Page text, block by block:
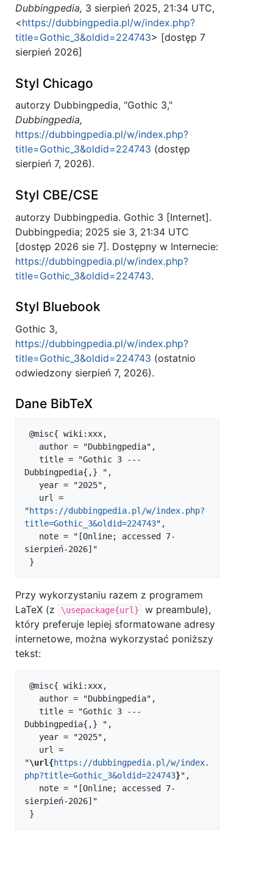
Dubbingpedia, 3 sierpień 2025, 21:34 UTC,
<https://dubbingpedia.pl/w/index.php?
title=Gothic_3&oldid=224743> [dostęp 7
sierpień 2026]
Styl Chicago
autorzy Dubbingpedia, "Gothic 3,"
Dubbingpedia,
https://dubbingpedia.pl/w/index.php?
title=Gothic_3&oldid=224743 (dostęp
sierpień 7, 2026).
Styl CBE/CSE
autorzy Dubbingpedia. Gothic 3 [Internet].
Dubbingpedia; 2025 sie 3, 21:34 UTC
[dostęp 2026 sie 7]. Dostępny w Internecie:
https://dubbingpedia.pl/w/index.php?
title=Gothic_3&oldid=224743.
Styl Bluebook
Gothic 3,
https://dubbingpedia.pl/w/index.php?
title=Gothic_3&oldid=224743 (ostatnio
odwiedzony sierpień 7, 2026).
Dane BibTeX
Dubbingpedia{,} ",
"https://dubbingpedia.pl/w/index.php?
title=Gothic_3&oldid=224743",
sierpień-2026]"
Przy wykorzystaniu razem z programem
LaTeX (z
\usepackage{url}
w preambule),
który preferuje lepiej sformatowane adresy
internetowe, można wykorzystać poniższy
tekst:
Dubbingpedia{,} ",
"\url{https://dubbingpedia.pl/w/index.
php?title=Gothic_3&oldid=224743}",
sierpień-2026]"